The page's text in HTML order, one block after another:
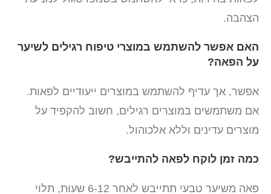
הצהבה.
האם אפשר להשתמש במוצרי טיפוח רגילים לשיער
על הפאה?
אפשר, אך עדיף להשתמש במוצרים ייעודיים לפאות.
אם משתמשים במוצרים רגילים, חשוב להקפיד על
מוצרים עדינים וללא אלכוהול.
כמה זמן לוקח לפאה להתייבש?
פאה משיער טבעי תתייבש לאחר 6-12 שעות, תלוי